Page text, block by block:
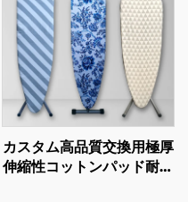
カスタム高品質交換用極厚
伸縮性コットンパッド耐熱